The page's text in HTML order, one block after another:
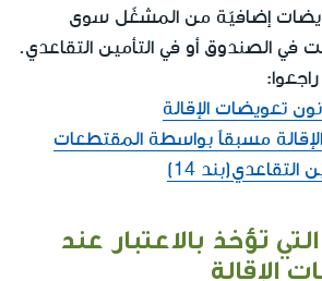
إضافيّة من المشغّل سوى
في الصندوق أو في التأمين التقاعدي.
مسبقاً بواسطة المقتطعات
14)
تؤخذ بالاعتبار عند
الإقالة